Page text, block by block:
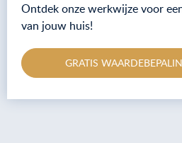
Ontdek onze werkwijze voor
van jouw huis!
GRATIS